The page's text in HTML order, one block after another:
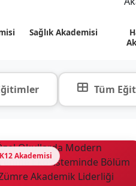
Sağlık Akademisi
Tüm
K12 Akademisi